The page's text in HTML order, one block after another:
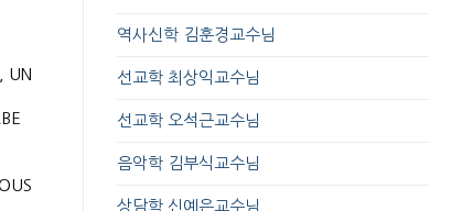
UN
역사신학 김훈경교수님
선교학 최상익교수님
선교학 오석근교수님
음악학 김부식교수님
상담학 신예은교수님